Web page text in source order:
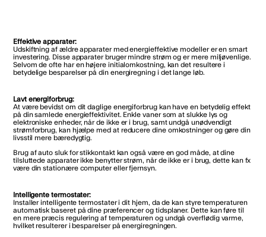
Effektive apparater:
Udskiftning af ældre apparater med energieffektive modeller er en smart
investering. Disse apparater bruger mindre strøm og er mere miljøvenlige.
Selvom de ofte har en højere initialomkostning, kan det resultere i
betydelige besparelser på din energiregning i det lange løb.
Lavt energiforbrug:
At være bevidst om dit daglige energiforbrug kan have en betydelig effekt
på din samlede energieffektivitet. Enkle vaner som at slukke lys og
elektroniske enheder, når de ikke er i brug, samt undgå unødvendigt
strømforbrug, kan hjælpe med at reducere dine omkostninger og gøre din
livsstil mere bæredygtig.
Brug af auto sluk for stikkontakt kan også være en god måde, at dine
tilsluttede apparater ikke benytter strøm, når de ikke er i brug, dette kan fx
være din stationære computer eller fjernsyn.
Intelligente termostater:
Installer intelligente termostater i dit hjem, da de kan styre temperaturen
automatisk baseret på dine præferencer og tidsplaner. Dette kan føre til
en mere præcis regulering af temperaturen og undgå overflødig varme,
hvilket resulterer i besparelser på energiregningen.